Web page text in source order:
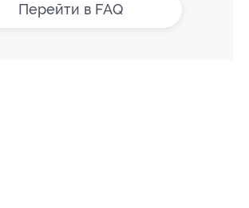
Перейти в FAQ